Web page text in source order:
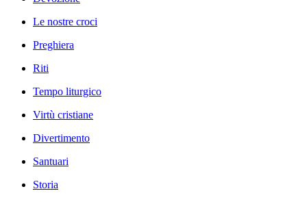
Le nostre croci
Preghiera
Riti
Tempo liturgico
Virtù cristiane
Divertimento
Santuari
Storia